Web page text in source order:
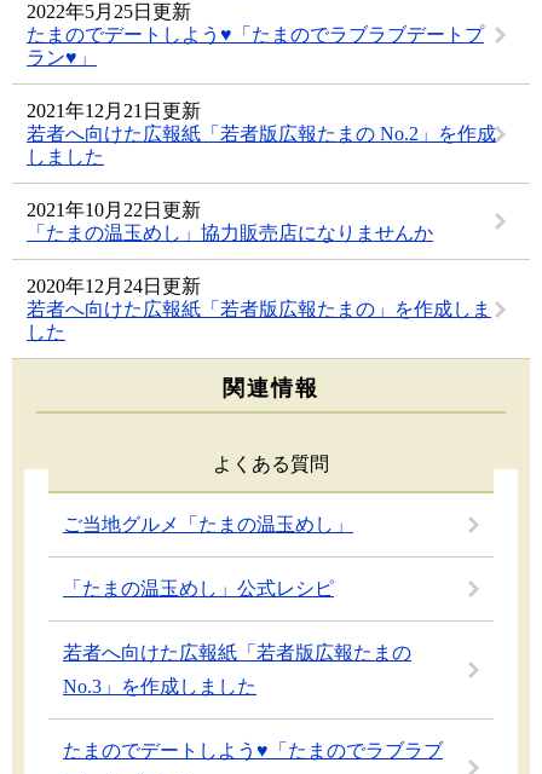
2022年5月25日更新
たまのでデートしよう♥「たまのでラブラブデートプ
ラン♥」
2021年12月21日更新
若者へ向けた広報紙「若者版広報たまの No.2」を作成
しました
2021年10月22日更新
「たまの温玉めし」協力販売店になりませんか
2020年12月24日更新
若者へ向けた広報紙「若者版広報たまの」を作成しま
した
関連情報
よくある質問
ご当地グルメ「たまの温玉めし」
「たまの温玉めし」公式レシピ
若者へ向けた広報紙「若者版広報たまの
No.3」を作成しました
たまのでデートしよう♥「たまのでラブラブ